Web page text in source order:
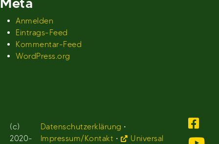
Anmelden
Eintrags-Feed
Kommentar-Feed
WordPress.org
(c)
2020-
Datenschutzerklärung •
Impressum/Kontakt •
Universal